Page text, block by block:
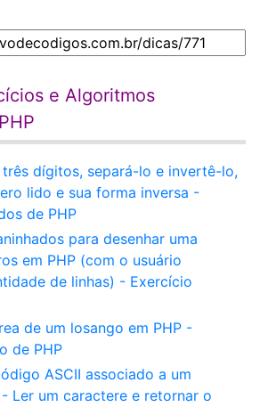
e Algoritmos
três dígitos, separá-lo e invertê-lo,
lido e sua forma inversa -
de PHP
para desenhar uma
em PHP (com o usuário
de linhas) - Exercício
de um losango em PHP -
de PHP
ASCII associado a um
Ler um caractere e retornar o